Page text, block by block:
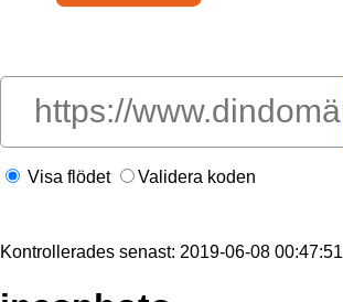
Visa flödet Validera koden
Kontrollerades senast: 2019-06-08 00:47:51